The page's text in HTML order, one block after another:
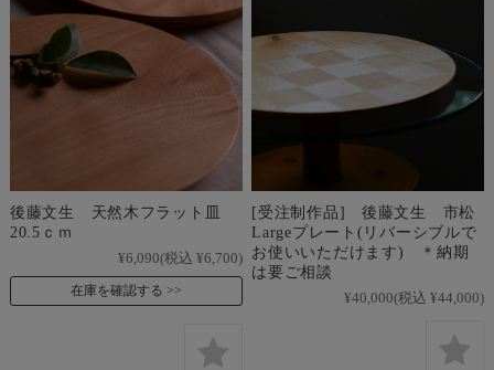
後藤文生 天然木フラット皿
20.5ｃｍ
¥6,090(税込 ¥6,700)
在庫を確認する
[受注制作品] 後藤文生 市松
Largeプレート(リバーシブルで
お使いいただけます) ＊納期
は要ご相談
¥40,000(税込 ¥44,000)